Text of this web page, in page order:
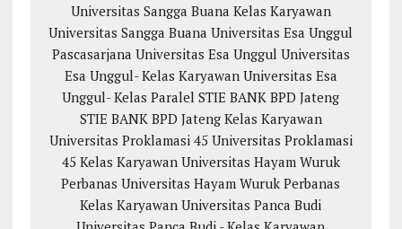
Universitas Sangga Buana Kelas Karyawan
Universitas Sangga Buana Universitas Esa Unggul
Pascasarjana Universitas Esa Unggul Universitas
Esa Unggul- Kelas Karyawan Universitas Esa
Unggul- Kelas Paralel STIE BANK BPD Jateng
STIE BANK BPD Jateng Kelas Karyawan
Universitas Proklamasi 45 Universitas Proklamasi
45 Kelas Karyawan Universitas Hayam Wuruk
Perbanas Universitas Hayam Wuruk Perbanas
Kelas Karyawan Universitas Panca Budi